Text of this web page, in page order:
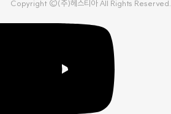
Copyright ©(주)헤스티아 All Rights Reserved.